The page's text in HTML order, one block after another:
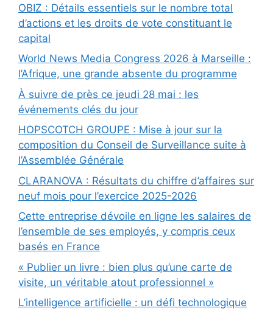
OBIZ : Détails essentiels sur le nombre total
d’actions et les droits de vote constituant le
capital
World News Media Congress 2026 à Marseille :
l’Afrique, une grande absente du programme
À suivre de près ce jeudi 28 mai : les
événements clés du jour
HOPSCOTCH GROUPE : Mise à jour sur la
composition du Conseil de Surveillance suite à
l’Assemblée Générale
CLARANOVA : Résultats du chiffre d’affaires sur
neuf mois pour l’exercice 2025-2026
Cette entreprise dévoile en ligne les salaires de
l’ensemble de ses employés, y compris ceux
basés en France
« Publier un livre : bien plus qu’une carte de
visite, un véritable atout professionnel »
L’intelligence artificielle : un défi technologique